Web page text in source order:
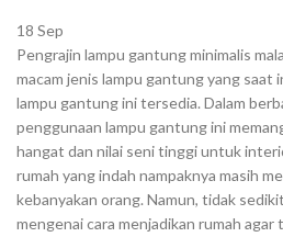
18 Sep
Pengrajin lampu gantung minimalis
macam jenis lampu gantung yang saat
lampu gantung ini tersedia. Dalam
penggunaan lampu gantung ini
hangat dan nilai seni tinggi untuk
rumah yang indah nampaknya masih
kebanyakan orang. Namun, tidak
mengenai cara menjadikan rumah